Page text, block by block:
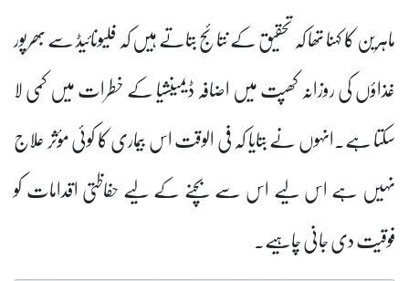
ماہرین کا کہنا تھا کہ تحقیق کے نتائج بتاتے ہیں کہ فلیونائیڈ سے بھرپور
غذاؤں کی روزانہ کھپت میں اضافہ ڈیمینشیا کے خطرات میں کمی لا
سکتا ہے۔انہوں نے بتایا کہ فی الوقت اس بیماری کا کوئی مؤثر علاج
نہیں ہے اس لیے اس سے بچنے کے لیے حفاظتی اقدامات کو
فوقیت دی جانی چاہیے۔